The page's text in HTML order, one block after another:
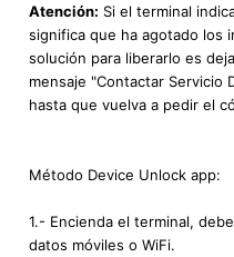
Atención: Si el terminal
significa que ha agotado los
solución para liberarlo es
mensaje "Contactar Servicio
hasta que vuelva a pedir el
Método Device Unlock app:
1.- Encienda el terminal,
datos móviles o WiFi.